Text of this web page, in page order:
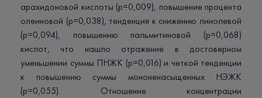
арахидоновой кислоты (p=0,009), повышение процента
олеиновой (p=0,038), тенденция к снижению линолевой
(р=0,094), повышению пальмитиновой (p=0,068)
кислот, что нашло отражение в достоверном
уменьшении суммы ПНЖК (р=0,016) и четкой тенденции
к повышению суммы мононенасыщенных НЭЖК
(p=0,055). Отношение концентрации